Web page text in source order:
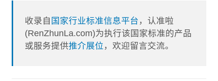
收录自 国家行业标准信息平台 ，认准啦
(RenZhunLa.com)为执行该国家标准的产品
或服务提供推介展位 ，欢迎留言交流。